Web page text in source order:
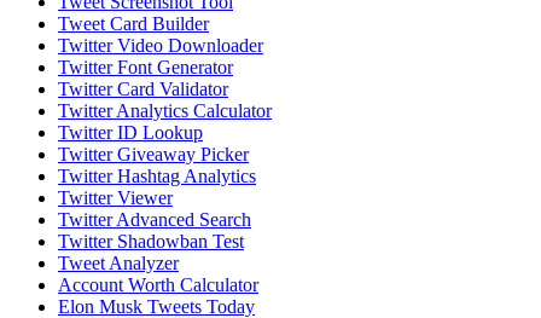
Tweet Card Builder
Twitter Video Downloader
Twitter Font Generator
Twitter Card Validator
Twitter Analytics Calculator
Twitter ID Lookup
Twitter Giveaway Picker
Twitter Hashtag Analytics
Twitter Viewer
Twitter Advanced Search
Twitter Shadowban Test
Tweet Analyzer
Account Worth Calculator
Elon Musk Tweets Today